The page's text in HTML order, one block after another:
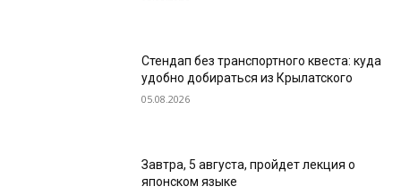
Стендап без транспортного квеста: куда
удобно добираться из Крылатского
05.08.2026
Завтра, 5 августа, пройдет лекция о
японском языке